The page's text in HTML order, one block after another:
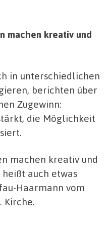
machen kreativ und
in unterschiedlichen
berichten über
Zugewinn:
die Möglichkeit
machen kreativ und
auch etwas
Haarmann vom
Kirche.